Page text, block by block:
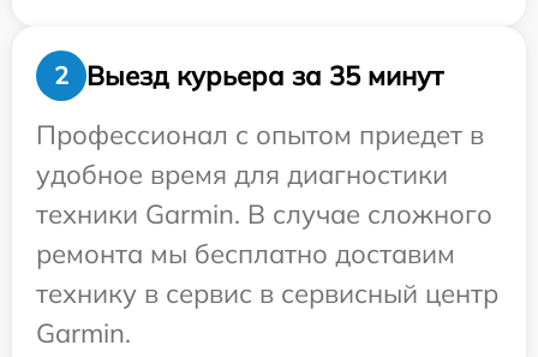
2
Выезд курьера за 35 минут
Профессионал с опытом приедет в
удобное время для диагностики
техники Garmin. В случае сложного
ремонта мы бесплатно доставим
технику в сервис в сервисный центр
Garmin.